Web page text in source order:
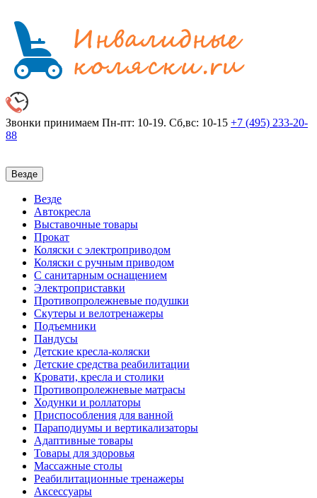
Звонки принимаем Пн-пт: 10-19. Сб,вс: 10-15 +7 (495) 233-20-
88
Везде
Везде
Автокресла
Выставочные товары
Прокат
Коляски с электроприводом
Коляски с ручным приводом
С санитарным оснащением
Электроприставки
Противопролежневые подушки
Скутеры и велотренажеры
Подъемники
Пандусы
Детские кресла-коляски
Детские средства реабилитации
Кровати, кресла и столики
Противопролежневые матрасы
Ходунки и роллаторы
Приспособления для ванной
Параподиумы и вертикализаторы
Адаптивные товары
Товары для здоровья
Массажные столы
Реабилитационные тренажеры
Аксессуары